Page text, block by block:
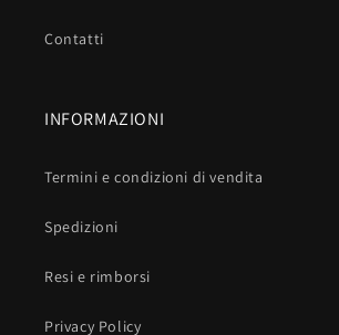
Contatti
INFORMAZIONI
Termini e condizioni di vendita
Spedizioni
Resi e rimborsi
Privacy Policy